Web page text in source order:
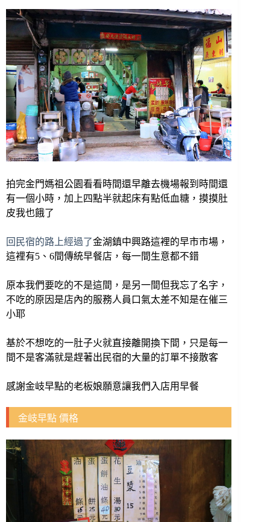
拍完金門媽祖公園看看時間還早離去機場報到時間還
有一個小時，加上四點半就起床有點低血糖，摸摸肚
皮我也餓了
回民宿的路上經過了金湖鎮中興路這裡的早市市場，
這裡有5、6間傳統早餐店，每一間生意都不錯
原本我們要吃的不是這間，是另一間但我忘了名字，
不吃的原因是店內的服務人員口氣太差不知是在催三
小耶
基於不想吃的一肚子火就直接離開換下間， 只是每一
間不是客滿就是趕著出民宿的大量的訂單不接散客
感謝金岐早點的老板娘願意讓我們入店用早餐
金岐早點 價格